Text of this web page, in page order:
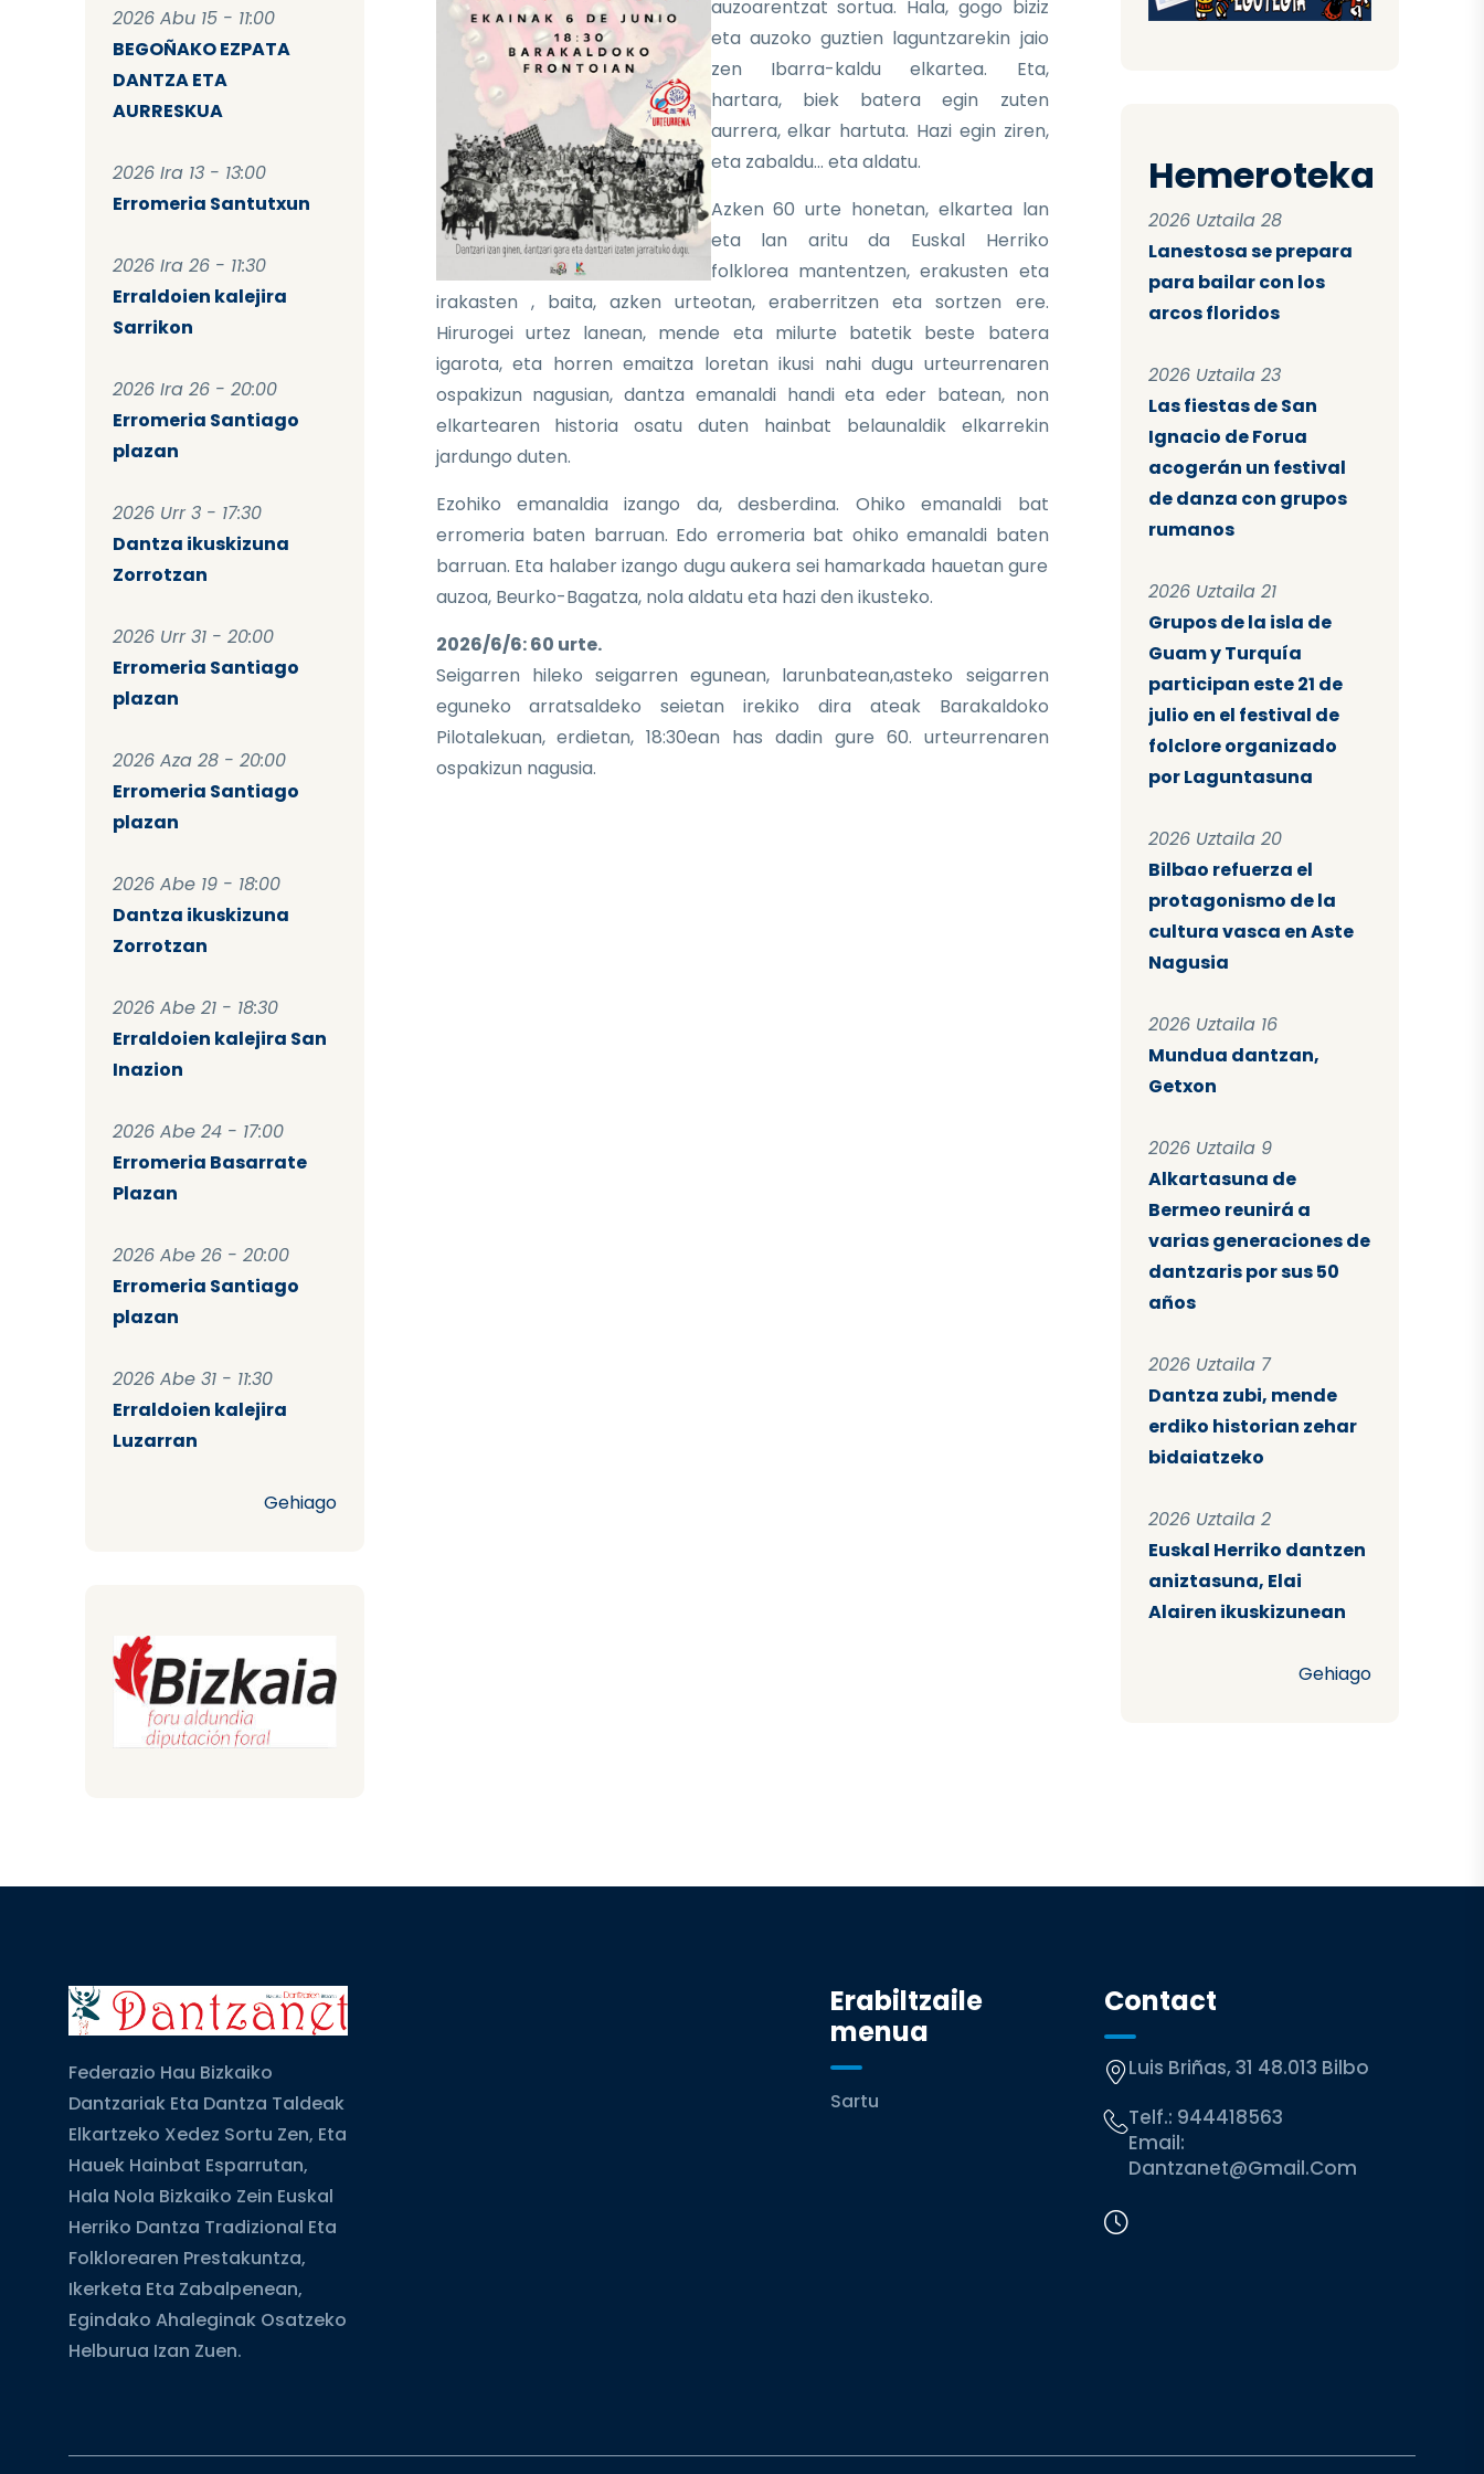
2026 Abu 15 - 11:00
BEGOÑAKO EZPATA
DANTZA ETA
AURRESKUA
2026 Ira 13 - 13:00
Erromeria Santutxun
2026 Ira 26 - 11:30
Erraldoien kalejira
Sarrikon
2026 Ira 26 - 20:00
Erromeria Santiago
plazan
2026 Urr 3 - 17:30
Dantza ikuskizuna
Zorrotzan
2026 Urr 31 - 20:00
Erromeria Santiago
plazan
2026 Aza 28 - 20:00
Erromeria Santiago
plazan
2026 Abe 19 - 18:00
Dantza ikuskizuna
Zorrotzan
2026 Abe 21 - 18:30
Erraldoien kalejira San
Inazion
2026 Abe 24 - 17:00
Erromeria Basarrate
Plazan
2026 Abe 26 - 20:00
Erromeria Santiago
plazan
2026 Abe 31 - 11:30
Erraldoien kalejira
Luzarran
Gehiago
auzoarentzat sortua. Hala, gogo biziz
eta auzoko guztien laguntzarekin jaio
zen Ibarra-kaldu elkartea. Eta,
hartara, biek batera egin zuten
aurrera, elkar hartuta. Hazi egin ziren,
eta zabaldu… eta aldatu.
Azken 60 urte honetan, elkartea lan
eta lan aritu da Euskal Herriko
folklorea mantentzen, erakusten eta
irakasten , baita, azken urteotan, eraberritzen eta sortzen ere.
Hirurogei urtez lanean, mende eta milurte batetik beste batera
igarota, eta horren emaitza loretan ikusi nahi dugu urteurrenaren
ospakizun nagusian, dantza emanaldi handi eta eder batean, non
elkartearen historia osatu duten hainbat belaunaldik elkarrekin
jardungo duten.
Ezohiko emanaldia izango da, desberdina. Ohiko emanaldi bat
erromeria baten barruan. Edo erromeria bat ohiko emanaldi baten
barruan. Eta halaber izango dugu aukera sei hamarkada hauetan gure
auzoa, Beurko-Bagatza, nola aldatu eta hazi den ikusteko.
2026/6/6: 60 urte.
Seigarren hileko seigarren egunean, larunbatean,asteko seigarren
eguneko arratsaldeko seietan irekiko dira ateak Barakaldoko
Pilotalekuan, erdietan, 18:30ean has dadin gure 60. urteurrenaren
ospakizun nagusia.
Hemeroteka
2026 Uztaila 28
Lanestosa se prepara
para bailar con los
arcos floridos
2026 Uztaila 23
Las fiestas de San
Ignacio de Forua
acogerán un festival
de danza con grupos
rumanos
2026 Uztaila 21
Grupos de la isla de
Guam y Turquía
participan este 21 de
julio en el festival de
folclore organizado
por Laguntasuna
2026 Uztaila 20
Bilbao refuerza el
protagonismo de la
cultura vasca en Aste
Nagusia
2026 Uztaila 16
Mundua dantzan,
Getxon
2026 Uztaila 9
Alkartasuna de
Bermeo reunirá a
varias generaciones de
dantzaris por sus 50
años
2026 Uztaila 7
Dantza zubi, mende
erdiko historian zehar
bidaiatzeko
2026 Uztaila 2
Euskal Herriko dantzen
aniztasuna, Elai
Alairen ikuskizunean
Gehiago
Federazio Hau Bizkaiko
Dantzariak Eta Dantza Taldeak
Elkartzeko Xedez Sortu Zen, Eta
Hauek Hainbat Esparrutan,
Hala Nola Bizkaiko Zein Euskal
Herriko Dantza Tradizional Eta
Folklorearen Prestakuntza,
Ikerketa Eta Zabalpenean,
Egindako Ahaleginak Osatzeko
Helburua Izan Zuen.
Erabiltzaile
menua
Sartu
Contact
Luis Briñas, 31 48.013 Bilbo
Telf.: 944418563
Email:
Dantzanet@gmail.com